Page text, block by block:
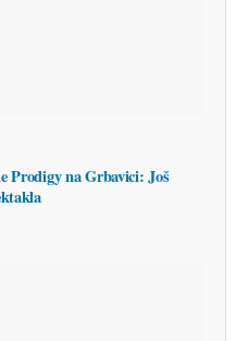
Prodigy na Grbavici: Još